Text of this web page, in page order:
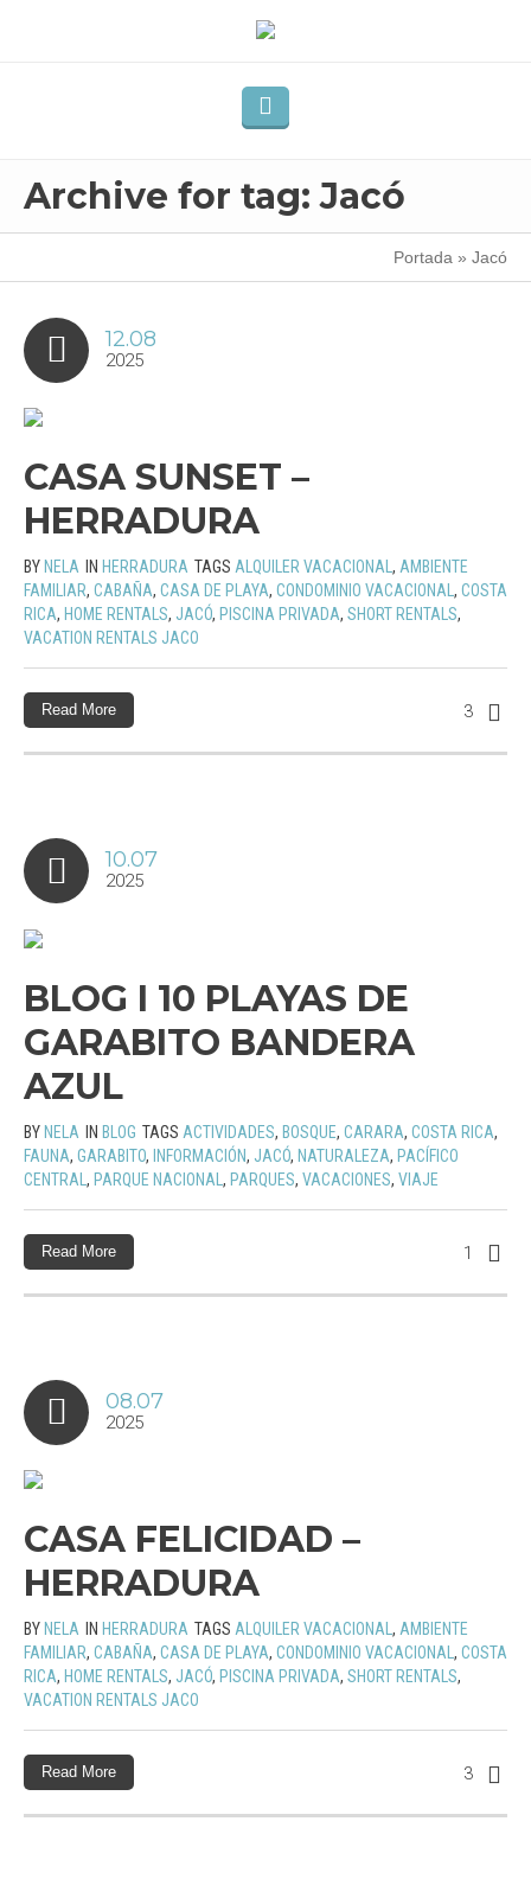
Archive for tag: Jacó
Portada » Jacó
12.08
2025
CASA SUNSET –
HERRADURA
BY NELA IN HERRADURA TAGS ALQUILER VACACIONAL , AMBIENTE
FAMILIAR, CABAÑA, CASA DE PLAYA, CONDOMINIO VACACIONAL , COSTA
RICA, HOME RENTALS, JACÓ, PISCINA PRIVADA, SHORT RENTALS,
VACATION RENTALS JACO
3
Read More
10.07
2025
BLOG I 10 PLAYAS DE
GARABITO BANDERA
AZUL
BY NELA IN BLOG TAGS ACTIVIDADES, BOSQUE, CARARA, COSTA RICA,
FAUNA, GARABITO, INFORMACIÓN, JACÓ, NATURALEZA, PACÍFICO
CENTRAL , PARQUE NACIONAL , PARQUES, VACACIONES, VIAJE
1
Read More
08.07
2025
CASA FELICIDAD –
HERRADURA
BY NELA IN HERRADURA TAGS ALQUILER VACACIONAL, AMBIENTE
FAMILIAR, CABAÑA, CASA DE PLAYA, CONDOMINIO VACACIONAL, COSTA
RICA, HOME RENTALS, JACÓ, PISCINA PRIVADA, SHORT RENTALS,
VACATION RENTALS JACO
3
Read More